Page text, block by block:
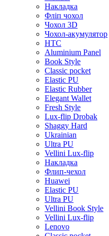
Накладка
Фліп чохол
Чохол 3D
Чохол-акумулятор
HTC
Aluminium Panel
Book Style
Classic pocket
Elastic PU
Elastic Rubber
Elegant Wallet
Fresh Style
Lux-flip Drobak
Shaggy Hard
Ukrainian
Ultra PU
Vellini Lux-flip
Накладка
Флип-чехол
Huawei
Elastic PU
Ultra PU
Vellini Book Style
Vellini Lux-flip
Lenovo